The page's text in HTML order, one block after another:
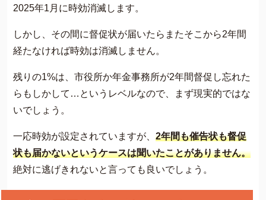
2025年1月に時効消滅します。
しかし、その間に督促状が届いたらまたそこから2年間
経たなければ時効は消滅しません。
残りの1%は、市役所か年金事務所が2年間督促し忘れた
らもしかして…というレベルなので、まず現実的ではな
いでしょう。
一応時効が設定されていますが、 2年間も催告状も督促
状も届かないというケースは聞いたことがありません。
絶対に逃げきれないと言っても良いでしょう。